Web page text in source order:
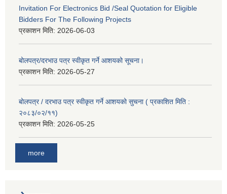
Invitation For Electronics Bid /Seal Quotation for Eligible
Bidders For The Following Projects
प्रकाशन मिति: 2026-06-03
बोलपत्र/दरभाउ पत्र स्वीकृत गर्ने आशयको सूचना।
प्रकाशन मिति: 2026-05-27
बोलपत्र / दरभाउ पत्र स्वीकृत गर्ने आशयको सुचना ( प्रकाशित मिति :
२०८३/०२/११)
प्रकाशन मिति: 2026-05-25
more